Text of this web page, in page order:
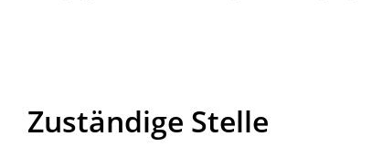
Zuständige Stelle